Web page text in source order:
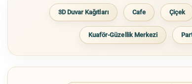
3D Duvar Kağıtları Cafe Çiçek
Kuaför-Güzellik Merkezi